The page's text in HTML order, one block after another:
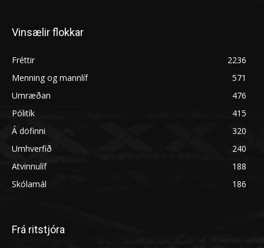
Vinsælir flokkar
Fréttir
2236
Menning og mannlíf
571
Umræðan
476
Pólitík
415
Á döfinni
320
Umhverfið
240
Atvinnulíf
188
Skólamál
186
Frá ritstjóra